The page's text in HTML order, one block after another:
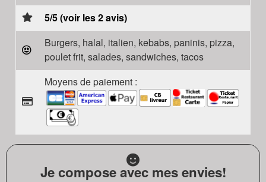
5/5 (voir les 2 avis)
Burgers, halal, italien, kebabs, paninis, pizza,
poulet frit, salades, sandwiches, tacos
Moyens de paiement :
Je compose avec mes envies!